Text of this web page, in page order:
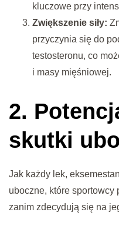
kluczowe przy
Zwiększenie siły:
przyczynia się do
testosteronu, co
i masy mięśniowej.
2.
skutki
Jak każdy lek,
uboczne, które
zanim zdecydują się na